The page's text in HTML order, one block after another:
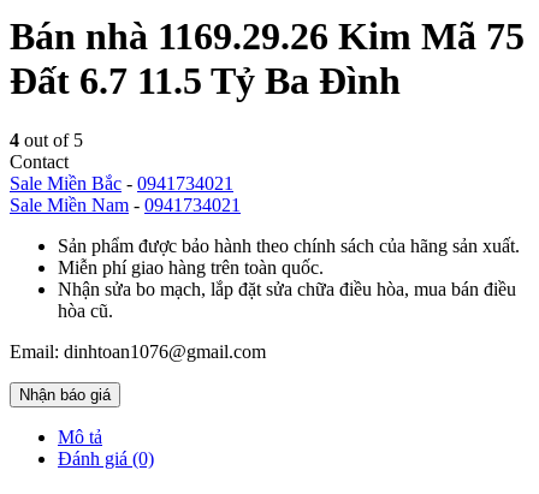
Bán nhà 1169.29.26 Kim Mã 75
Đất 6.7 11.5 Tỷ Ba Đình
4 out of 5
Contact
Sale Miền Bắc - 0941734021
Sale Miền Nam - 0941734021
Sản phẩm được bảo hành theo chính sách của hãng sản xuất.
Miễn phí giao hàng trên toàn quốc.
Nhận sửa bo mạch, lắp đặt sửa chữa điều hòa, mua bán điều
hòa cũ.
Email: dinhtoan1076@gmail.com
Nhận báo giá
Mô tả
Đánh giá (0)